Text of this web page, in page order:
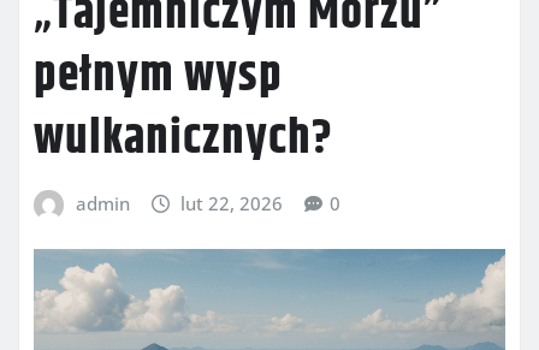
pełnym wysp
wulkanicznych?
admin lut 22, 2026 0